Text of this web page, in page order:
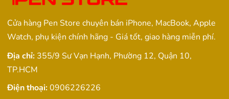
Cửa hàng Pen Store chuyên bán iPhone, MacBook, Apple
Watch, phụ kiện chính hãng - Giá tốt, giao hàng miễn phí.
Địa chỉ: 355/9 Sư Vạn Hạnh, Phường 12, Quận 10,
TP.HCM
Điện thoại:0906226226